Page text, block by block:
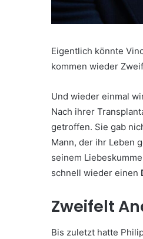
Eigentlich könnte
kommen wieder
Und wieder einmal
Nach ihrer
getroffen. Sie gab
Mann, der ihr Leben
seinem
schnell wieder einen
Zweifelt
Bis zuletzt hatte